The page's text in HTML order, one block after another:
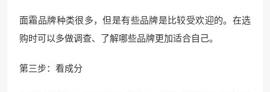
面霜品牌种类很多，但是有些品牌是比较受欢迎的。在选
购时可以多做调查、了解哪些品牌更加适合自己。
第三步：看成分